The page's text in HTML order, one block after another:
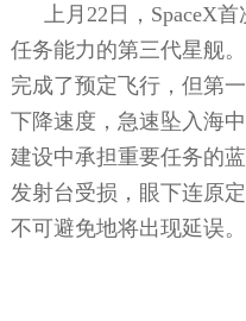
上月 22 日， SpaceX首
任务能力的第三代星舰
完成了预定飞行，但第
下降速度，急速坠入海
建设中承担重要任务的
发射台受损，眼下连原
不可避免地将出现延误。